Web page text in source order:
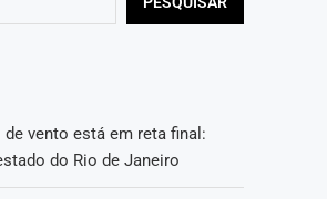
vento está em reta final:
do Rio de Janeiro